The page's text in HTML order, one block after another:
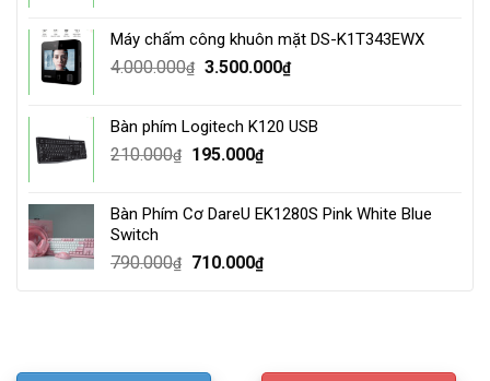
3.500.000₫.2.800.000₫.
Máy chấm công khuôn mặt DS-K1T343EWX
4.000.000₫ Original
4.000.000₫.
3.500.000₫Current
3.500.000₫.
Bàn phím Logitech K120 USB
210.000₫
Original
210.000₫.
195.000₫Current
195.000₫.
Bàn Phím Cơ DareU EK1280S Pink White Blue
Switch
790.000₫
Original
710.000₫Current